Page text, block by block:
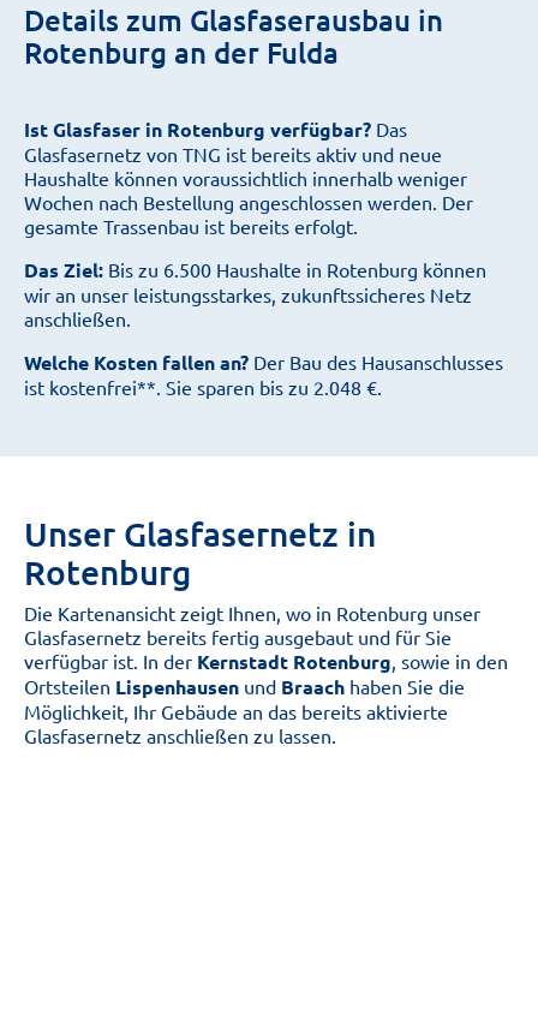
Details zum Glasfaserausbau in
Rotenburg an der Fulda
Ist Glasfaser in Rotenburg verfügbar? Das
Glasfasernetz von TNG ist bereits aktiv und neue
Haushalte können voraussichtlich innerhalb weniger
Wochen nach Bestellung angeschlossen werden. Der
gesamte Trassenbau ist bereits erfolgt.
Das Ziel: Bis zu 6.500 Haushalte in Rotenburg können
wir an unser leistungsstarkes, zukunftssicheres Netz
anschließen.
Welche Kosten fallen an? Der Bau des Hausanschlusses
ist kostenfrei**. Sie sparen bis zu 2.048 €.
Unser Glasfasernetz in
Rotenburg
Die Kartenansicht zeigt Ihnen, wo in Rotenburg unser
Glasfasernetz bereits fertig ausgebaut und für Sie
verfügbar ist. In der Kernstadt Rotenburg, sowie in den
Ortsteilen Lispenhausen und Braach haben Sie die
Möglichkeit, Ihr Gebäude an das bereits aktivierte
Glasfasernetz anschließen zu lassen.